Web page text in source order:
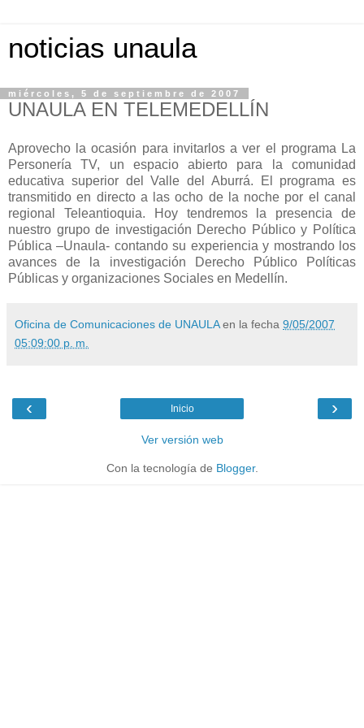
noticias unaula
miércoles, 5 de septiembre de 2007
UNAULA EN TELEMEDELLÍN
Aprovecho la ocasión para invitarlos a ver el programa La
Personería TV, un espacio abierto para la comunidad
educativa superior del Valle del Aburrá. El programa es
transmitido en directo a las ocho de la noche por el canal
regional Teleantioquia. Hoy tendremos la presencia de
nuestro grupo de investigación Derecho Público y Política
Pública –Unaula- contando su experiencia y mostrando los
avances de la investigación Derecho Público Políticas
Públicas y organizaciones Sociales en Medellín.
Oficina de Comunicaciones de UNAULA en la fecha 9/05/2007
05:09:00 p. m.
‹ ›
Inicio
Ver versión web
Con la tecnología de Blogger.